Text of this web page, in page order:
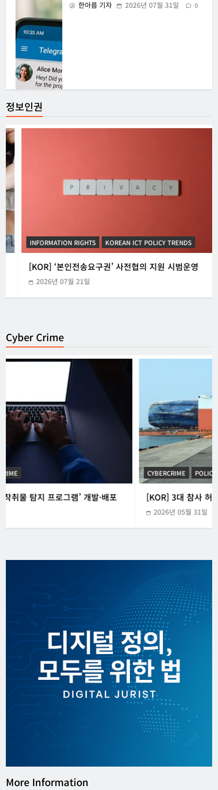
한아름 기자 2026년 07월 31일 0
사결과 발표
강철하 선임기자
[APEC] 2026 APEC 디지털 및 AI 장관회
0
정보인권
INFORMATION RIGHTS KOREAN ICT POLICY TRENDS
[KOR] ‘본인전송요구권’ 사전협의 지원 시범운영
2026년 07월 21일
Cyber Crime
POLICE INVESTIGATION ANNOUNCEMENT
[KOR] 3대 참사 허위정보 퍼뜨린 피의자 구속
More Information